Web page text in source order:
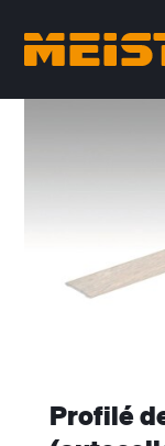
Profilé